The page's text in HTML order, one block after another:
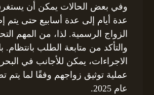
وفي بعض الحالات يمكن أن
عدة أيام إلى عدة أسابيع حتى يتم
الزواج الرسمية. لذا، من المهم
والتأكد من متابعة الطلب بانتظام.
الاجراءات، يمكن للأجانب في
عملية توثيق زواجهم وفقًا لما يتم
عام 2025.